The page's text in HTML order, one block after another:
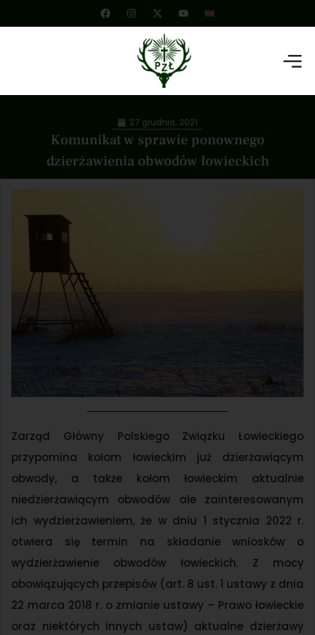
Komunikat w sprawie ponownego
dzierżawienia obwodów łowieckich
27 grudnia, 2021
Zarząd Główny Polskiego Związku Łowieckiego
przypomina kołom łowieckim już dzierżawiącym
obwody, a także kołom łowieckim aktualnie
niedzierżawiącym obwodów ale zainteresowanym
ich wydzierżawieniem, że w dniu 1 stycznia 2022 r.
otwiera się termin na składanie wniosków o
wydzierżawienie obwodów łowieckich. Z mocy
obowiązujących przepisów (art. 8 ust. 1 ustawy z dnia
22 marca 2018 r. o zmianie ustawy – Prawo łowieckie
oraz niektórych innych ustaw) aktualne dzierżawy